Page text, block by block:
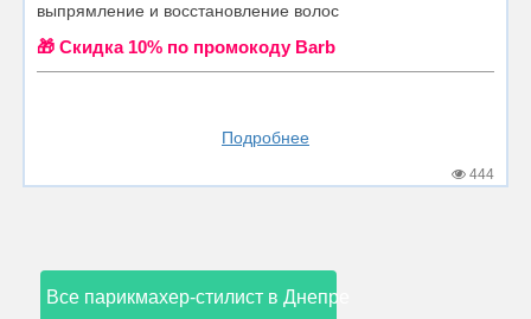
выпрямление и восстановление волос
🎁 Cкидка 10% по промокоду Barb
Подробнее
444
Все парикмахер-стилист в Днепре